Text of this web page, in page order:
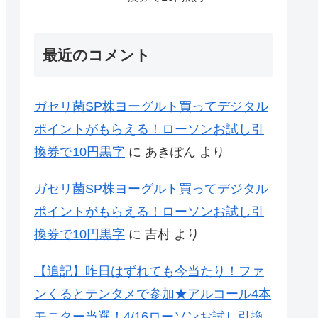
最近のコメント
ガセリ菌SP株ヨーグルト買ってデジタル
ポイントがもらえる！ローソンお試し引
換券で10円黒字 に あきぽん より
ガセリ菌SP株ヨーグルト買ってデジタル
ポイントがもらえる！ローソンお試し引
換券で10円黒字 に 吉村 より
【追記】昨日はずれても今当たり！ファ
ンくるとテンタメで参加★アルコール4本